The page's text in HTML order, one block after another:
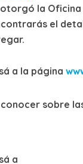
la
el
a la página
sobre
a